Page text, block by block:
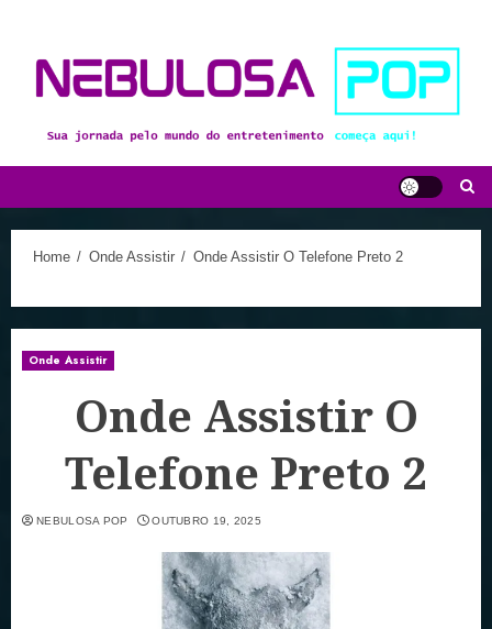
content
Home Onde Assistir Onde Assistir O Telefone Preto 2
Onde Assistir
Onde Assistir O
Telefone Preto 2
NEBULOSA POP OUTUBRO 19, 2025